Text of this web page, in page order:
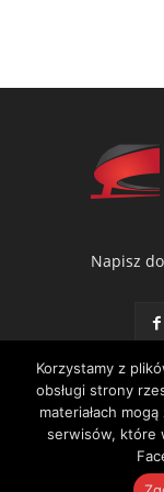
Napisz
Kontakt
© NEWS Sp. z o.o. -
Korzystamy z
obsługi strony
materiałach
serwisów, które